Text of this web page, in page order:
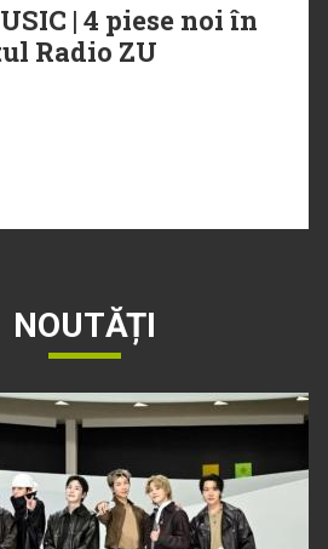
| 4 piese noi în
Radio ZU
NOUTĂȚI